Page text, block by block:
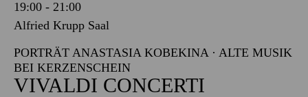
19:00 - 21:00
Alfried Krupp Saal
PORTRÄT ANASTASIA KOBEKINA · ALTE MUSIK
BEI KERZENSCHEIN
VIVALDI CONCERTI